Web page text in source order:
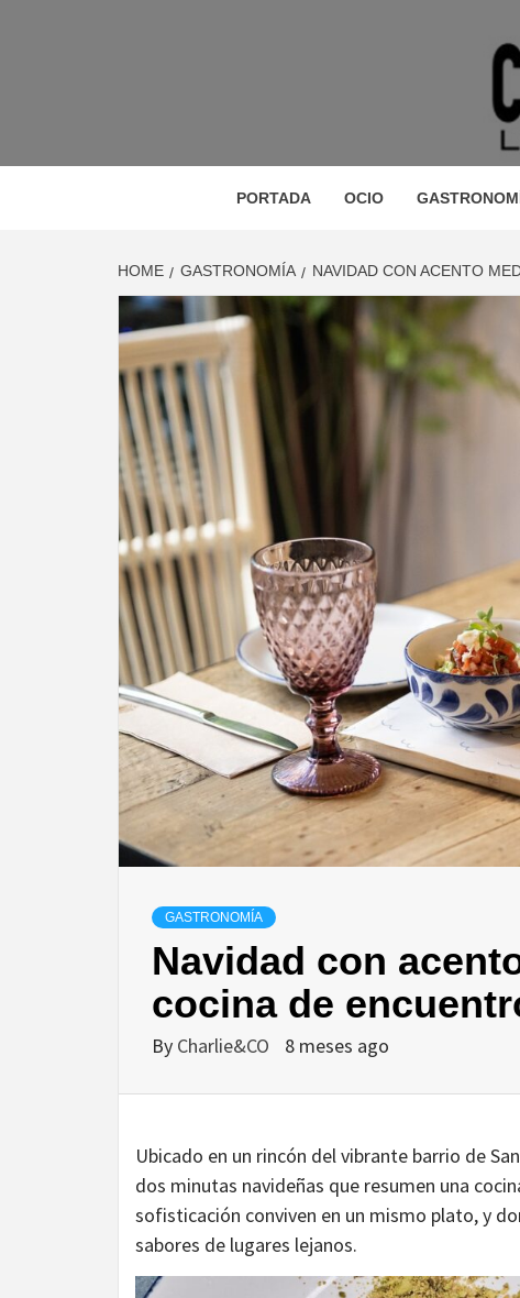
MAGAZINE DE GASTRONOMÍA, BELLEZA,
PORTADA OCIO
HOME GASTRONOMÍA NAVIDAD CON ACENTO
GASTRONOMÍA
Navidad con
cocina de
By Charlie&CO 8 meses ago
Ubicado en un rincón del vibrante barrio de
dos minutas navideñas que resumen una
sofisticación conviven en un mismo plato, y
sabores de lugares lejanos.